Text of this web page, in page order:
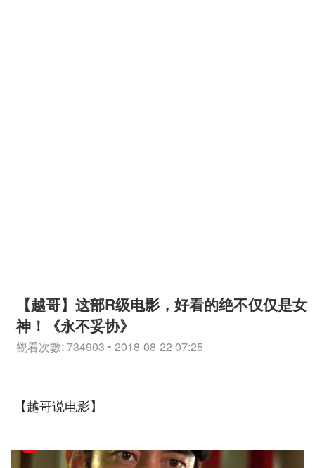
【越哥】这部R级电影，好看的绝不仅仅是女
神！《永不妥协》
觀看次數: 734903 • 2018-08-22 07:25
【越哥说电影】